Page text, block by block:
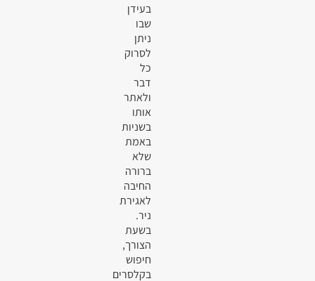
בעידן
שבו
ניתן
לסרוק
כל
דבר
ולאתר
אותו
בשניות
באמת
שלא
ברורה
החיבה
לאגירת
ניר.
בשעת
הצורך,
חיפוש
בקלסרים